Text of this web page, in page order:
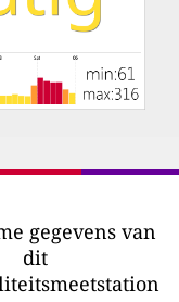
gegevens van
dit